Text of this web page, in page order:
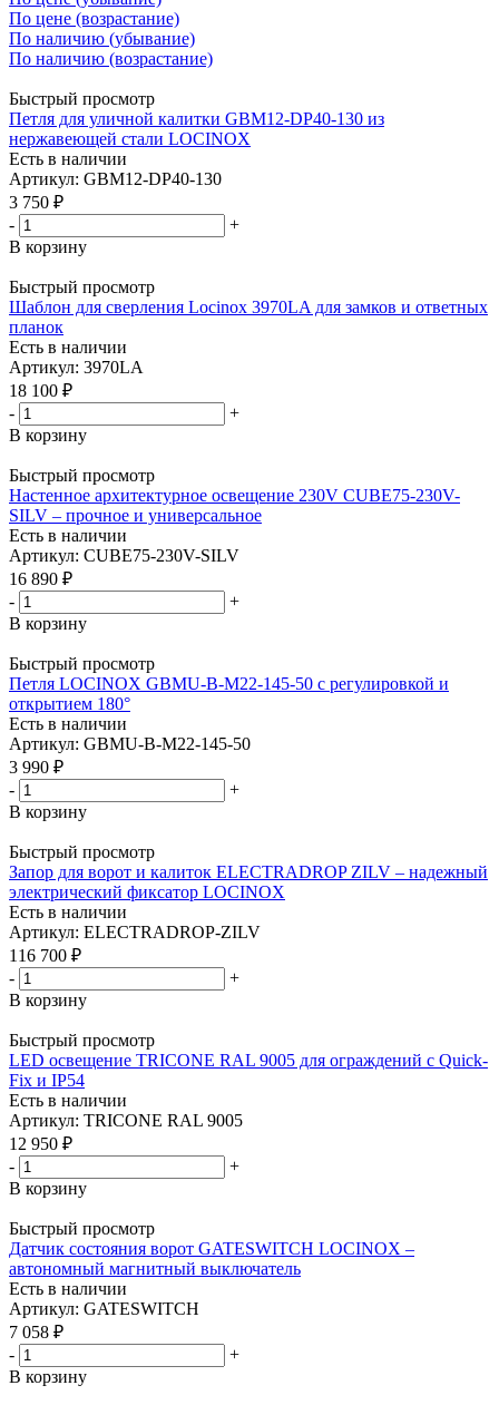
По цене (возрастание)
По наличию (убывание)
По наличию (возрастание)
Быстрый просмотр
Петля для уличной калитки GBM12-DP40-130 из
нержавеющей стали LOCINOX
Есть в наличии
Артикул: GBM12-DP40-130
3 750 ₽
-
+
В корзину
Быстрый просмотр
Шаблон для сверления Locinox 3970LA для замков и ответных
планок
Есть в наличии
Артикул: 3970LA
18 100 ₽
-
+
В корзину
Быстрый просмотр
Настенное архитектурное освещение 230V CUBE75-230V-
SILV – прочное и универсальное
Есть в наличии
Артикул: CUBE75-230V-SILV
16 890 ₽
-
+
В корзину
Быстрый просмотр
Петля LOCINOX GBMU-B-M22-145-50 с регулировкой и
открытием 180°
Есть в наличии
Артикул: GBMU-B-M22-145-50
3 990 ₽
-
+
В корзину
Быстрый просмотр
Запор для ворот и калиток ELECTRADROP ZILV – надежный
электрический фиксатор LOCINOX
Есть в наличии
Артикул: ELECTRADROP-ZILV
116 700 ₽
-
+
В корзину
Быстрый просмотр
LED освещение TRICONE RAL 9005 для ограждений с Quick-
Fix и IP54
Есть в наличии
Артикул: TRICONE RAL 9005
12 950 ₽
-
+
В корзину
Быстрый просмотр
Датчик состояния ворот GATESWITCH LOCINOX –
автономный магнитный выключатель
Есть в наличии
Артикул: GATESWITCH
7 058 ₽
-
+
В корзину